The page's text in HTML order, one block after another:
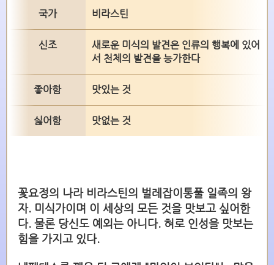
국가 비라스틴
신조
새로운 미식의 발견은 인류의 행복에 있어
서 천체의 발견을 능가한다
좋아함 맛있는 것
싫어함 맛없는 것
꽃요정의 나라 비라스틴의 벌레잡이통풀 일족의 왕
자. 미식가이며 이 세상의 모든 것을 맛보고 싶어한
다. 물론 당신도 예외는 아니다. 혀로 인성을 맛보는
힘을 가지고 있다.